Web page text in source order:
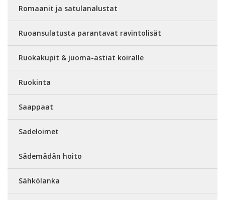
Romaanit ja satulanalustat
Ruoansulatusta parantavat ravintolisät
Ruokakupit & juoma-astiat koiralle
Ruokinta
Saappaat
Sadeloimet
Sädemädän hoito
Sähkölanka